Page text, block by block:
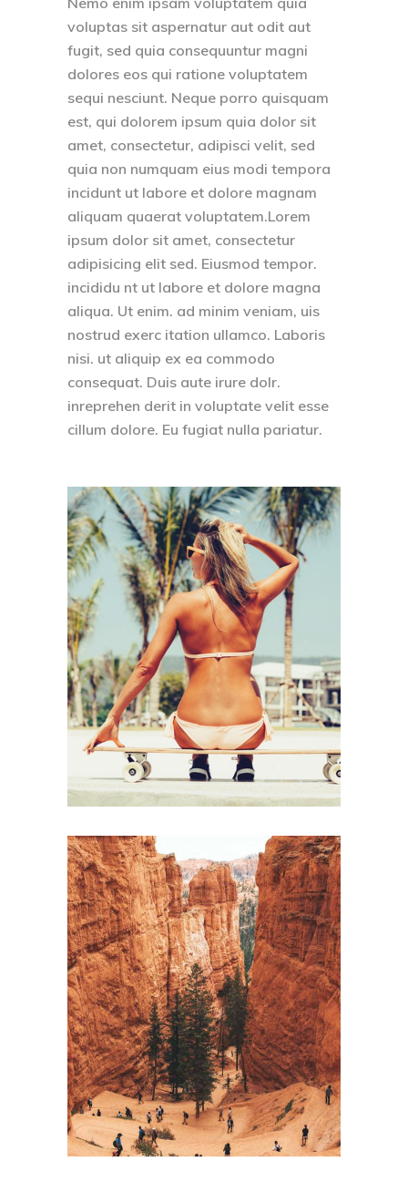
voluptas sit aspernatur aut odit aut
fugit, sed quia consequuntur magni
dolores eos qui ratione voluptatem
sequi nesciunt. Neque porro quisquam
est, qui dolorem ipsum quia dolor sit
amet, consectetur, adipisci velit, sed
quia non numquam eius modi tempora
incidunt ut labore et dolore magnam
aliquam quaerat voluptatem.Lorem
ipsum dolor sit amet, consectetur
adipisicing elit sed. Eiusmod tempor.
incididu nt ut labore et dolore magna
aliqua. Ut enim. ad minim veniam, uis
nostrud exerc itation ullamco. Laboris
nisi. ut aliquip ex ea commodo
consequat. Duis aute irure dolr.
inreprehen derit in voluptate velit esse
cillum dolore. Eu fugiat nulla pariatur.